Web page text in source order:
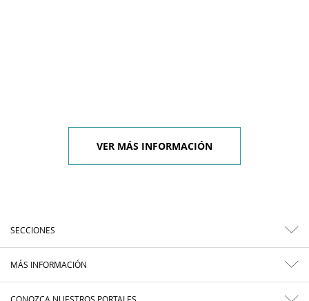
VER MÁS INFORMACIÓN
SECCIONES
MÁS INFORMACIÓN